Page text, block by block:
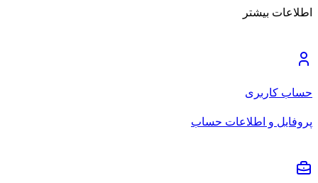
اطلاعات بیشتر
حساب کاربری
پروفایل و اطلاعات حساب